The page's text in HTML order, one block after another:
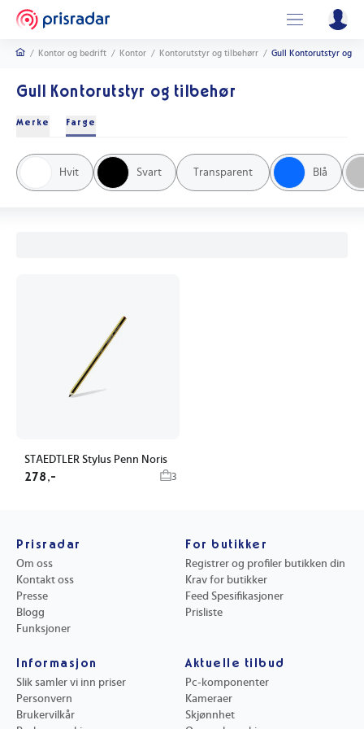
/ Kontor og bedrift / Kontor / Kontorutstyr og tilbehørr / Gull Kontorutstyr og
Gull Kontorutstyr og tilbehør
Merke Farge
Despec
Canon
Gorilla
Texas Instruments
Hvit Svart Transparent Blå
STAEDTLER Stylus Penn Noris
278,- 3
Prisradar
Om oss
Kontakt oss
Presse
Blogg
Funksjoner
For butikker
Registrer og profiler butikken din
Krav for butikker
Feed Spesifikasjoner
Prisliste
Informasjon
Slik samler vi inn priser
Personvern
Brukervilkår
Aktuelle tilbud
Pc-komponenter
Kameraer
Skjønnhet